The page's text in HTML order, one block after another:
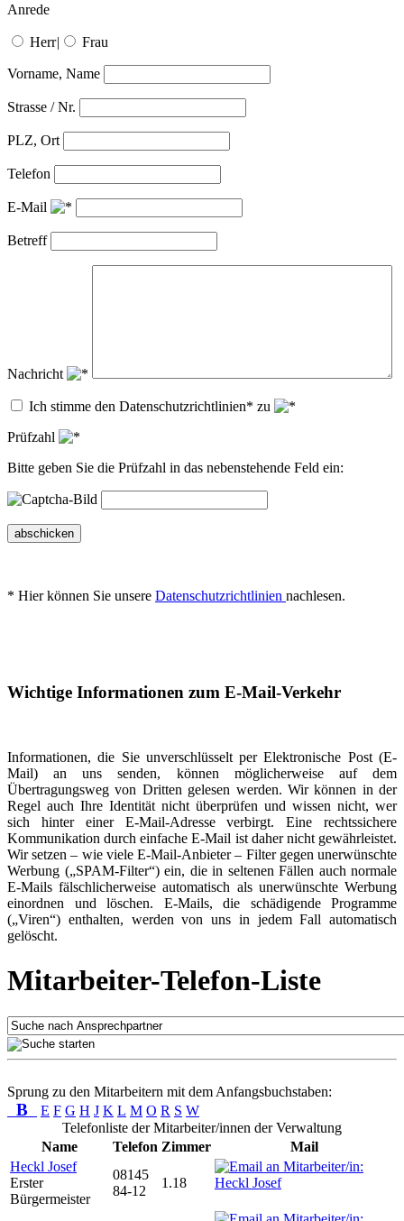
Anrede
Herr| Frau
Vorname, Name
Strasse / Nr.
PLZ, Ort
Telefon
E-Mail
Betreff
Nachricht
Ich stimme den Datenschutzrichtlinien* zu
Prüfzahl
Bitte geben Sie die Prüfzahl in das nebenstehende Feld ein:
abschicken
* Hier können Sie unsere Datenschutzrichtlinien nachlesen.
Wichtige Informationen zum E-Mail-Verkehr
Informationen, die Sie unverschlüsselt per Elektronische Post (E-
Mail) an uns senden, können möglicherweise auf dem
Übertragungsweg von Dritten gelesen werden. Wir können in der
Regel auch Ihre Identität nicht überprüfen und wissen nicht, wer
sich hinter einer E-Mail-Adresse verbirgt. Eine rechtssichere
Kommunikation durch einfache E-Mail ist daher nicht gewährleistet.
Wir setzen – wie viele E-Mail-Anbieter – Filter gegen unerwünschte
Werbung („SPAM-Filter“) ein, die in seltenen Fällen auch normale
E-Mails fälschlicherweise automatisch als unerwünschte Werbung
einordnen und löschen. E-Mails, die schädigende Programme
(„Viren“) enthalten, werden von uns in jedem Fall automatisch
gelöscht.
Mitarbeiter-Telefon-Liste
Sprung zu den Mitarbeitern mit dem Anfangsbuchstaben:
B E F G H J K L M O R S W
Telefonliste der Mitarbeiter/innen der Verwaltung
Name
Telefon Zimmer
Mail
Heckl Josef
Erster
Bürgermeister
08145
84-12
1.18